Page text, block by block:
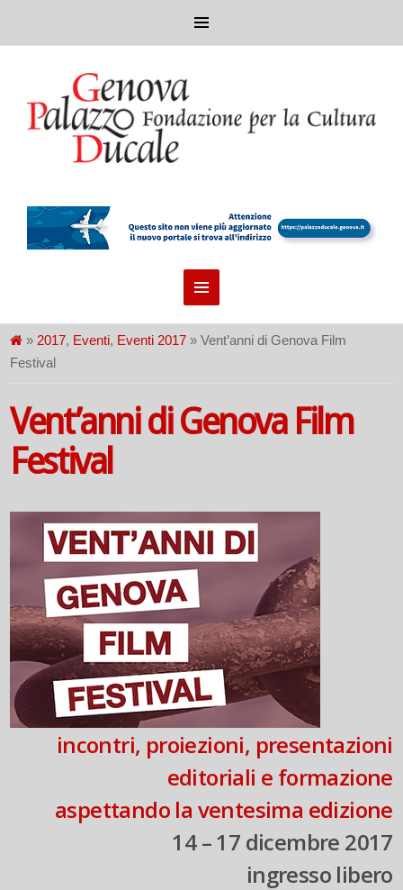
» 2017, Eventi, Eventi 2017 » Vent’anni di Genova Film
Festival
Vent’anni di Genova Film
Festival
incontri, proiezioni, presentazioni
editoriali e formazione
aspettando la ventesima edizione
14 – 17 dicembre 2017
ingresso libero